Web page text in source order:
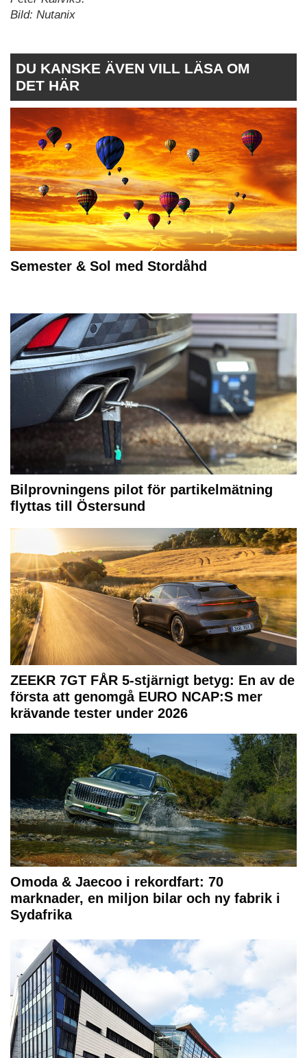
Bild: Nutanix
DU KANSKE ÄVEN VILL LÄSA OM
DET HÄR
Semester & Sol med Stordåhd
Bilprovningens pilot för partikelmätning
flyttas till Östersund
ZEEKR 7GT FÅR 5-stjärnigt betyg: En av de
första att genomgå EURO NCAP:S mer
krävande tester under 2026
Omoda & Jaecoo i rekordfart: 70
marknader, en miljon bilar och ny fabrik i
Sydafrika